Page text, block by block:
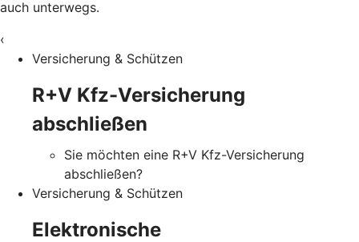
auch unterwegs.
‹
Versicherung & Schützen
R+V Kfz-Versicherung
abschließen
Sie möchten eine R+V Kfz-Versicherung
abschließen?
Versicherung & Schützen
Elektronische